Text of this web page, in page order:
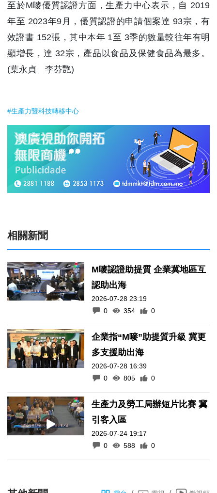
至於M嘜優質認證方面，生產力中心表示，自 2019
年至 2023年9月，優質認證的申請個案達 93宗，有
效證書 152張，其中本年 1至 3季的數量較往年有明
顯增長，達 32宗，產品以食品及保健食品為最多。
(葉永貞 李芬艷)
#生產力暨科技轉移中心
相關新聞
M嘜認證助提質 企業冀地區互
認助出海
2026-07-28 23:19
0
354 0
企業指“M嘜”助提質升級 冀更
多支援助出海
2026-07-28 16:39
0
805 0
生產力及勞工局辦短片比賽 冀
引客入區
2026-07-24 19:17
0
588 0